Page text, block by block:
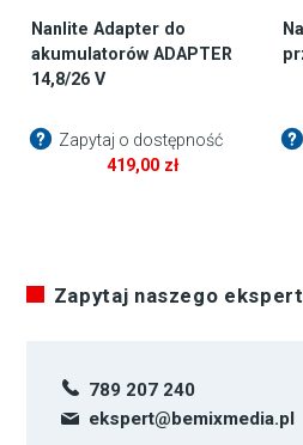
Nanlite Adapter do
akumulatorów ADAPTER
14,8/26 V
Zapytaj o dostępność
419,00 zł
Zapytaj naszego
789 207 240
ekspert@bemixmedia.pl